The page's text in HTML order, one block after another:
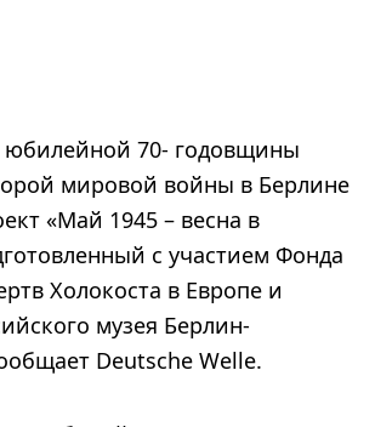
юбилейной 70- годовщины
мировой войны в Берлине
«Май 1945 – весна в
с участием Фонда
Холокоста в Европе и
музея Берлин-
Deutsche Welle.